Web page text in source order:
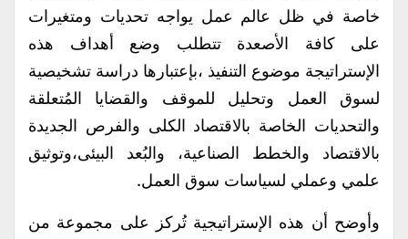
خاصة في ظل عالم عمل يواجه تحديات ومتغيرات
على كافة الأصعدة تتطلب وضع أهداف هذه
الإستراتيجة موضوع التنفيذ ،بإعتبارها دراسة تشخيصية
لسوق العمل وتحليل للموقف والقضايا المُتعلقة
والتحديات الخاصة بالاقتصاد الكلى والفرص الجديدة
بالاقتصاد والخطط الصناعية، والبُعد البيئى،وتوثيق
علمي وعملي لسياسات سوق العمل.
وأوضح أن هذه الإستراتيجية تُركز على مجموعة من